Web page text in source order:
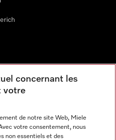
concernant les
votre
de notre site Web, Miele
votre consentement, nous
non essentiels et des